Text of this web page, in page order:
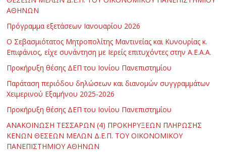
ΑΘΗΝΩΝ
Πρόγραμμα εξετάσεων Ιανουαρίου 2026
Ο Σεβασμιότατος Μητροπολίτης Μαντινείας και Κυνουρίας κ.
Επιφάνιος, είχε συνάντηση με Ιερείς επιτυχόντες στην Α.Ε.Α.Α.
Προκήρυξη θέσης ΔΕΠ του Ιονίου Πανεπιστημίου
Παράταση περιόδου δηλώσεων και διανομών συγγραμμάτων
Χειμερινού Εξαμήνου 2025-2026
Προκήρυξη θέσης ΔΕΠ του Ιονίου Πανεπιστημίου
ΑΝΑΚΟΙΝΩΣΗ ΤΕΣΣΑΡΩΝ (4) ΠΡΟΚΗΡΥΞΕΩΝ ΠΛΗΡΩΣΗΣ
ΚΕΝΩΝ ΘΕΣΕΩΝ ΜΕΛΩΝ Δ.Ε.Π. ΤΟΥ ΟΙΚΟΝΟΜΙΚΟΥ
ΠΑΝΕΠΙΣΤΗΜΙΟΥ ΑΘΗΝΩΝ